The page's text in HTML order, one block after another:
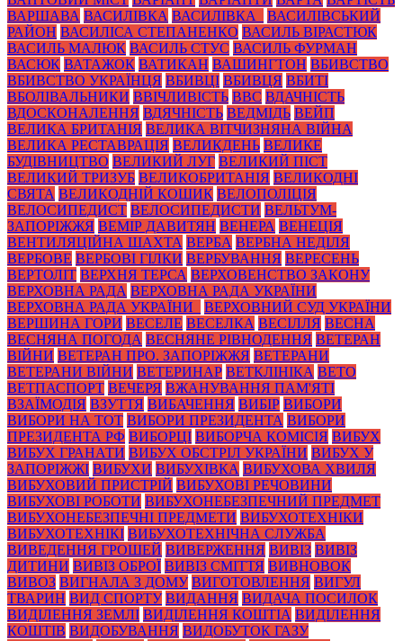
ВАРШАВА ВАСИЛІВКА ВАСИЛІВКА_
ВАСИЛІВСЬКИЙ
РАЙОН ВАСИЛІСА СТЕПАНЕНКО ВАСИЛЬ ВІРАСТЮК
ВАСИЛЬ МАЛЮК ВАСИЛЬ СТУС ВАСИЛЬ ФУРМАН
ВАСЮК ВАТАЖОК ВАТИКАН ВАШИНГТОН ВБИВСТВО
ВБИВСТВО УКРАЇНЦЯ ВБИВЦІ ВБИВЦЯ ВБИТІ
ВБОЛІВАЛЬНИКИ ВВІЧЛИВІСТЬ ВВС ВДАЧНІСТЬ
ВДОСКОНАЛЕННЯ ВДЯЧНІСТЬ ВЕДМІДЬ ВЕЙП
ВЕЛИКА БРИТАНІЯ ВЕЛИКА ВІТЧИЗНЯНА ВІЙНА
ВЕЛИКА РЕСТАВРАЦІЯ ВЕЛИКДЕНЬ ВЕЛИКЕ
БУДІВНИЦТВО ВЕЛИКИЙ ЛУГ ВЕЛИКИЙ ПІСТ
ВЕЛИКИЙ ТРИЗУБ ВЕЛИКОБРИТАНІЯ ВЕЛИКОДНІ
СВЯТА ВЕЛИКОДНІЙ КОШИК ВЕЛОПОЛІЦІЯ
ВЕЛОСИПЕДИСТ ВЕЛОСИПЕДИСТИ ВЕЛЬТУМ-
ЗАПОРІЖЖЯ ВЕМІР ДАВИТЯН ВЕНЕРА ВЕНЕЦІЯ
ВЕНТИЛЯЦІЙНА ШАХТА ВЕРБА ВЕРБНА НЕДІЛЯ
ВЕРБОВЕ ВЕРБОВІ ГІЛКИ ВЕРБУВАННЯ ВЕРЕСЕНЬ
ВЕРТОЛІТ ВЕРХНЯ ТЕРСА ВЕРХОВЕНСТВО ЗАКОНУ
ВЕРХОВНА РАДА ВЕРХОВНА РАДА УКРАЇНИ
ВЕРХОВНА РАДА УКРАЇНИ_
ВЕРХОВНИЙ СУД УКРАЇНИ
ВЕРШИНА ГОРИ ВЕСЕЛЕ ВЕСЕЛКА ВЕСІЛЛЯ ВЕСНА
ВЕСНЯНА ПОГОДА ВЕСНЯНЕ РІВНОДЕННЯ ВЕТЕРАН
ВІЙНИ ВЕТЕРАН ПРО. ЗАПОРІЖЖЯ ВЕТЕРАНИ
ВЕТЕРАНИ ВІЙНИ ВЕТЕРИНАР ВЕТКЛІНІКА ВЕТО
ВЕТПАСПОРТ ВЕЧЕРЯ ВЖАНУВАННЯ ПАМ'ЯТІ
ВЗАЇМОДІЯ ВЗУТТЯ ВИБАЧЕННЯ ВИБІР ВИБОРИ
ВИБОРИ НА ТОТ ВИБОРИ ПРЕЗИДЕНТА ВИБОРИ
ПРЕЗИДЕНТА РФ ВИБОРЦІ ВИБОРЧА КОМІСІЯ ВИБУХ
ВИБУХ ГРАНАТИ ВИБУХ ОБСТРІЛ УКРАЇНИ ВИБУХ У
ЗАПОРІЖЖІ ВИБУХИ ВИБУХІВКА ВИБУХОВА ХВИЛЯ
ВИБУХОВИЙ ПРИСТРІЙ ВИБУХОВІ РЕЧОВИНИ
ВИБУХОВІ РОБОТИ ВИБУХОНЕБЕЗПЕЧНИЙ ПРЕДМЕТ
ВИБУХОНЕБЕЗПЕЧНІ ПРЕДМЕТИ ВИБУХОТЕХНІКИ
ВИБУХОТЕХНІКІ ВИБУХОТЕХНІЧНА СЛУЖБА
ВИВЕДЕННЯ ГРОШЕЙ ВИВЕРЖЕННЯ ВИВІЗ ВИВІЗ
ДИТИНИ ВИВІЗ ОБРОЇ ВИВІЗ СМІТТЯ ВИВНОВОК
ВИВОЗ ВИГНАЛА З ДОМУ ВИГОТОВЛЕННЯ ВИГУЛ
ТВАРИН ВИД СПОРТУ ВИДАННЯ ВИДАЧА ПОСИЛОК
ВИДІЛЕННЯ ЗЕМЛІ ВИДІЛЕННЯ КОШТІА ВИДІЛЕННЯ
КОШТІВ ВИДОБУВАННЯ ВИДОБУТОК ГАЗУ